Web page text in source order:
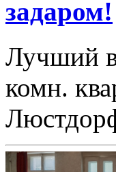
задаром!
Лучший
комн.